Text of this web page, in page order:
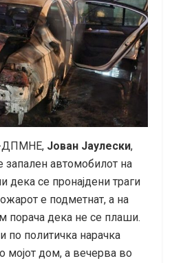
ДПМНЕ, Јован Јаулески,
запален автомобилот на
дека се пронајдени траги
е подметнат, а на
порача дека не се плаши.
по политичка нарачка
мојот дом, а вечерва во